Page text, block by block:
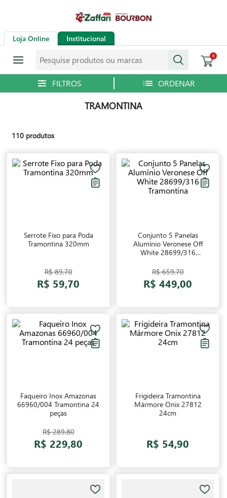
Loja Online Institucional
0
TRAMONTINA
110 produtos
Serrote Fixo para Poda
Tramontina 320mm
R$ 89,70
R$ 59,70
Conjunto 5 Panelas
Alumínio Veronese Off
White 28699/316
R$ 659,70
R$ 449,00
Faqueiro Inox Amazonas
66960/004 Tramontina 24
peças
R$ 289,80
R$ 229,80
Frigideira Tramontina
Mármore Onix 27812
24cm
R$ 54,90